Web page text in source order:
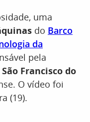
uma
do Barco
da
pela
Francisco do
O vídeo foi
(19).